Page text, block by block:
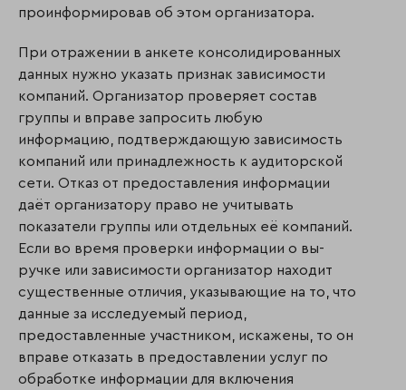
проинформировав об этом организатора.
При отражении в анкете консолидированных
данных нужно указать признак зависимости
компаний. Организатор проверяет состав
группы и вправе запросить любую
информацию, подтверждающую зависимость
компаний или принадлежность к ауди­тор­ской
сети. Отказ от предоставления информации
даёт организатору право не учитывать
показатели группы или отдельных её компаний.
Если во время проверки информации о вы­
ручке или зависимости организатор находит
существенные отличия, указывающие на то, что
данные за исследуемый период,
предоставленные участником, искажены, то он
вправе отказать в предоставлении услуг по
обработке информации для включения